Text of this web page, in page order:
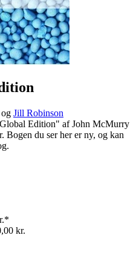
og Jill Robinson
Edition" af John McMurry
du ser her er ny, og kan
kr.